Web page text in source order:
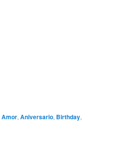
Amor, Aniversario, Birthday,